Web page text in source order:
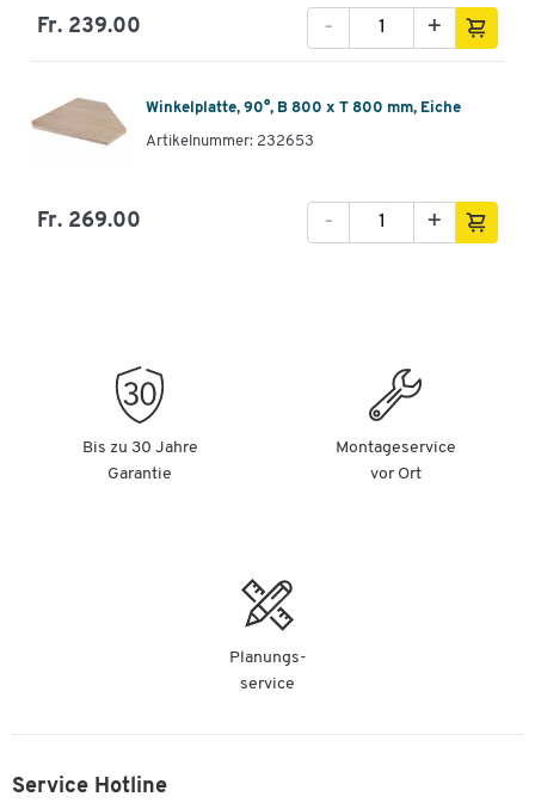
Fr. 239.00 +
-
Winkelplatte, 90°, B 800 x T 800 mm, Eiche
Artikelnummer: 232653
Fr. 269.00 +
-
Bis zu 30 Jahre
Garantie
Montageservice
vor Ort
Planungs-
service
Service Hotline